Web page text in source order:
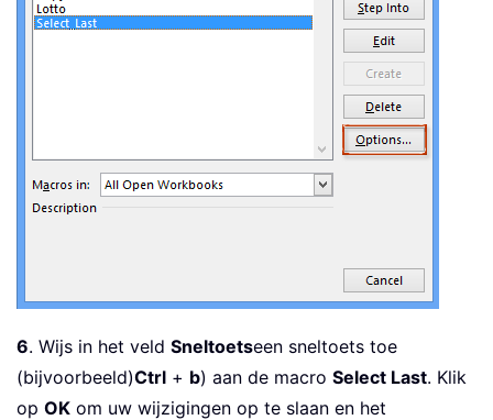
6. Wijs in het veld Sneltoetseen sneltoets toe
(bijvoorbeeld)Ctrl + b) aan de macro Select Last. Klik
op OK om uw wijzigingen op te slaan en het